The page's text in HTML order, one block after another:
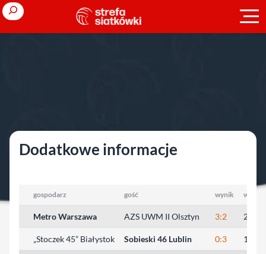
Przejdź
do
treści
Search
Dodatkowe informacje
gospodarz gość wynik wyniki
Metro Warszawa AZS UWM II Olsztyn 3:2
„Stoczek 45” Białystok Sobieski 46 Lublin 0:3